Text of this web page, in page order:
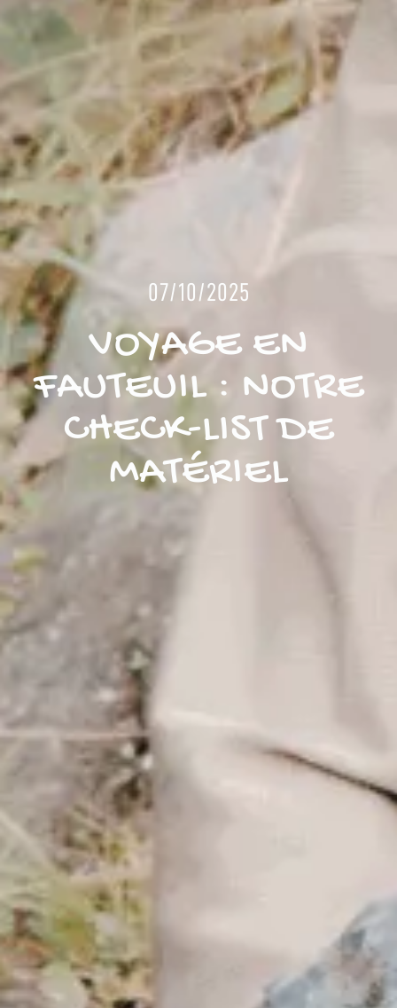
07/10/2025
VOYAGE EN
FAUTEUIL : NOTRE
CHECK-LIST DE
MATÉRIEL